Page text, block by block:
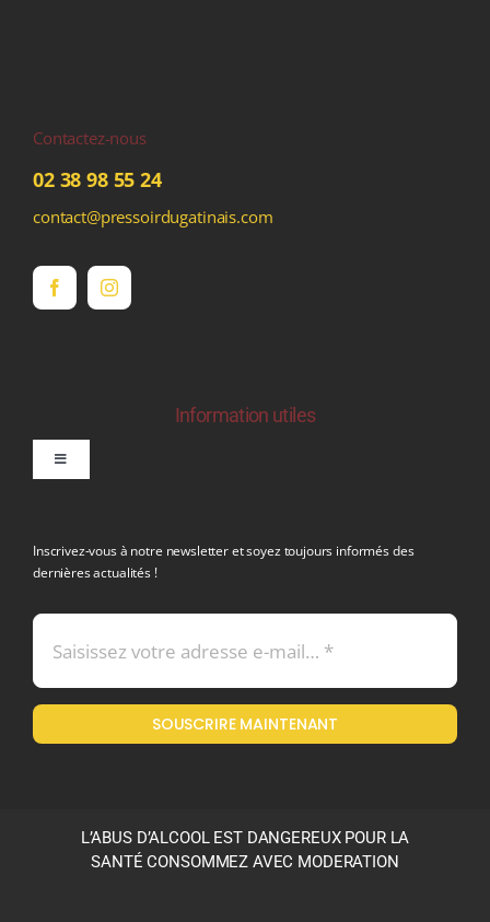
Contactez-nous
02 38 98 55 24
contact@pressoirdugatinais.com
Information utiles
Toggle
Mentions légales
Politique en matière de remboursements et de retours
Inscrivez-vous à notre newsletter et soyez toujours informés des
dernières actualités !
SOUSCRIRE MAINTENANT
L’ABUS D’ALCOOL EST DANGEREUX POUR LA
SANTÉ CONSOMMEZ AVEC MODERATION